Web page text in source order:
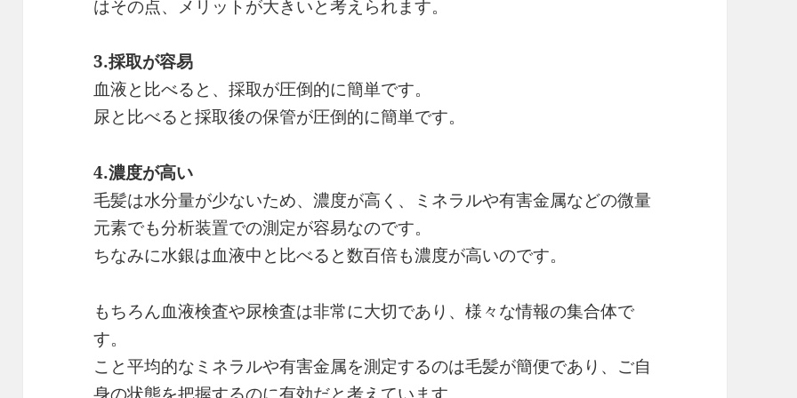
はその点、メリットが大きいと考えられます。
3.採取が容易
血液と比べると、採取が圧倒的に簡単です。
尿と比べると採取後の保管が圧倒的に簡単です。
4.濃度が高い
毛髪は水分量が少ないため、濃度が高く、ミネラルや有害金属などの微量
元素でも分析装置での測定が容易なのです。
ちなみに水銀は血液中と比べると数百倍も濃度が高いのです。
もちろん血液検査や尿検査は非常に大切であり、様々な情報の集合体で
す。
こと平均的なミネラルや有害金属を測定するのは毛髪が簡便であり、ご自